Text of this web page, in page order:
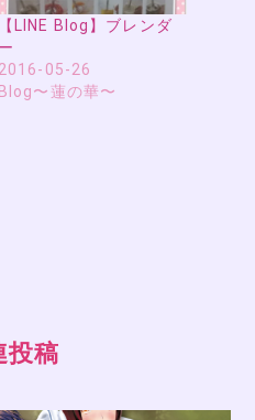
【LINE Blog】ブレンダ
ー
2016-05-26
Blog〜蓮の華〜
投稿